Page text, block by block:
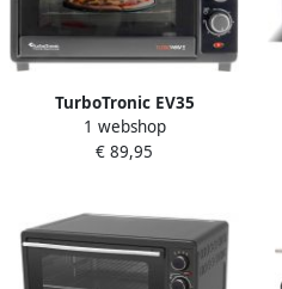
TurboTronic EV35
Elektrische vrijstaande
oven 35 Liter Compact Mini
230 graden Timer Draaispit
1600W
1 webshop
€ 89,95